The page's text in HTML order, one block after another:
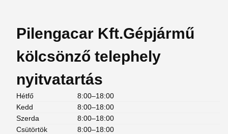
Pilengacar Kft.Gépjármű
kölcsönző telephely
nyitvatartás
Hétfő
8:00–18:00
Kedd
8:00–18:00
Szerda
8:00–18:00
Csütörtök
8:00–18:00